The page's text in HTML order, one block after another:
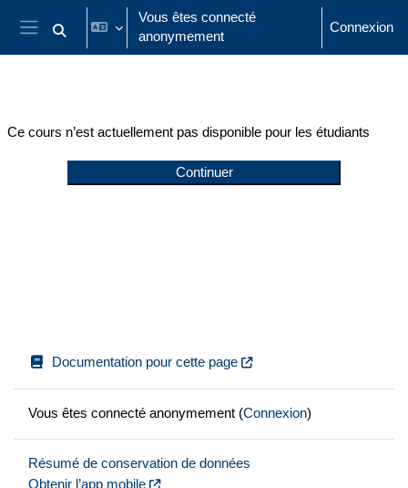
Passer au contenu principal
Panneau latéral
Activer/désactiver la saisie de recherche
Vous êtes connecté
anonymement
Connexion
Ce cours n’est actuellement pas disponible pour les étudiants
Continuer
Documentation pour cette page
Vous êtes connecté anonymement (Connexion)
Résumé de conservation de données
Obtenir l’app mobile